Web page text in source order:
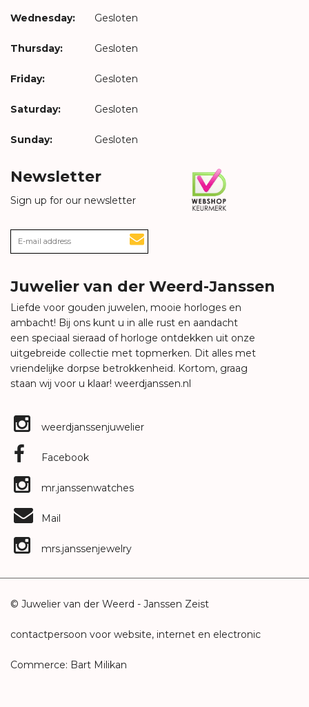
Wednesday: Gesloten
Thursday: Gesloten
Friday: Gesloten
Saturday: Gesloten
Sunday: Gesloten
Newsletter
Sign up for our newsletter
Juwelier van der Weerd-Janssen
Liefde voor gouden juwelen, mooie horloges en
ambacht! Bij ons kunt u in alle rust en aandacht
een speciaal sieraad of horloge ontdekken uit onze
uitgebreide collectie met topmerken. Dit alles met
vriendelijke dorpse betrokkenheid. Kortom, graag
staan wij voor u klaar! weerdjanssen.nl
weerdjanssenjuwelier
Facebook
mr.janssenwatches
Mail
mrs.janssenjewelry
© Juwelier van der Weerd - Janssen Zeist
contactpersoon voor website, internet en electronic
Commerce: Bart Milikan